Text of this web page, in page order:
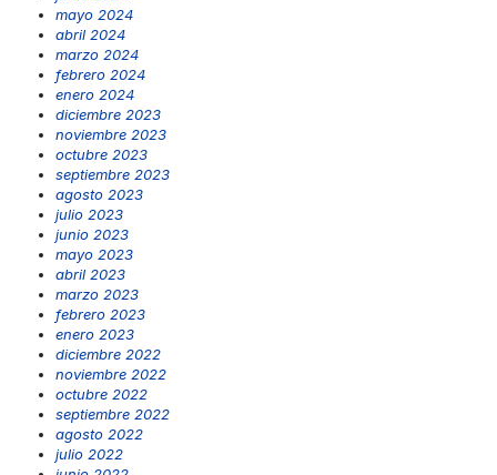
mayo 2024
abril 2024
marzo 2024
febrero 2024
enero 2024
diciembre 2023
noviembre 2023
octubre 2023
septiembre 2023
agosto 2023
julio 2023
junio 2023
mayo 2023
abril 2023
marzo 2023
febrero 2023
enero 2023
diciembre 2022
noviembre 2022
octubre 2022
septiembre 2022
agosto 2022
julio 2022